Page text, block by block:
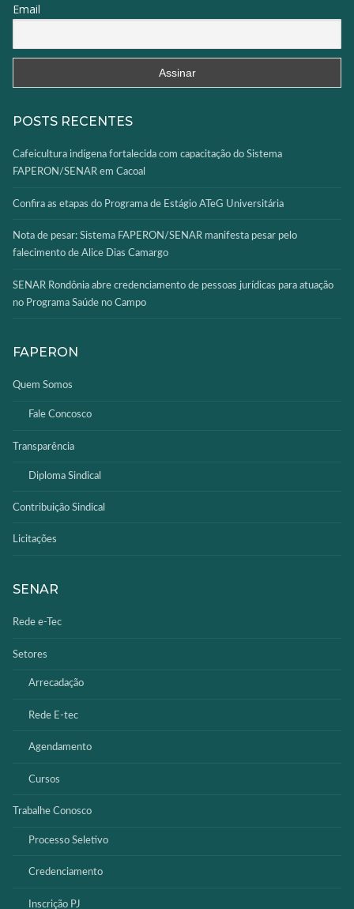
Email
POSTS RECENTES
Cafeicultura indígena fortalecida com capacitação do Sistema
FAPERON/SENAR em Cacoal
Confira as etapas do Programa de Estágio ATeG Universitária
Nota de pesar: Sistema FAPERON/SENAR manifesta pesar pelo
falecimento de Alice Dias Camargo
SENAR Rondônia abre credenciamento de pessoas jurídicas para atuação
no Programa Saúde no Campo
FAPERON
Quem Somos
Fale Concosco
Transparência
Diploma Sindical
Contribuição Sindical
Licitações
SENAR
Rede e-Tec
Setores
Arrecadação
Rede E-tec
Agendamento
Cursos
Trabalhe Conosco
Processo Seletivo
Credenciamento
Inscrição PJ